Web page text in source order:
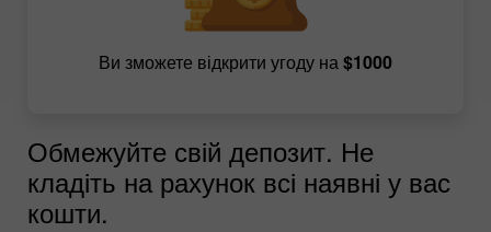
Ви зможете відкрити угоду на$1000
Обмежуйте свій депозит. Не
кладіть на рахунок всі наявні у вас
кошти.